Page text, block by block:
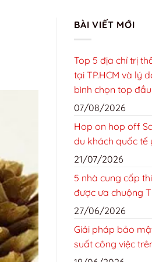
BÀI VIẾT MỚI
Top 5 địa chỉ trị
tại TP.HCM và lý
bình chọn top đầu
07/08/2026
Hop on hop off
du khách quốc tế
21/07/2026
5 nhà cung cấp
được ưa chuộng
27/06/2026
Giải pháp bảo
suất công việc